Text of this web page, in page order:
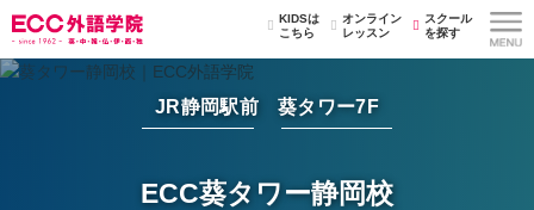
KIDSは
こちら
オンライン
レッスン
スクール
を探す
JR静岡駅前 葵タワー7F
ECC葵タワー静岡校